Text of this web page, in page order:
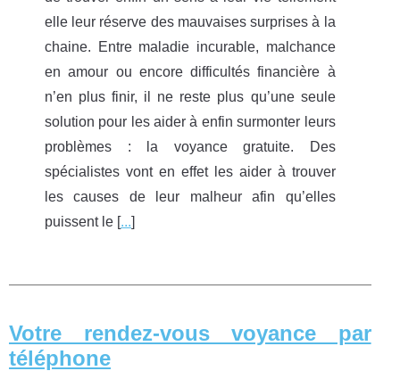
elle leur réserve des mauvaises surprises à la
chaine. Entre maladie incurable, malchance
en amour ou encore difficultés financière à
n’en plus finir, il ne reste plus qu’une seule
solution pour les aider à enfin surmonter leurs
problèmes : la voyance gratuite. Des
spécialistes vont en effet les aider à trouver
les causes de leur malheur afin qu’elles
puissent le [...]
Votre rendez-vous voyance par
téléphone